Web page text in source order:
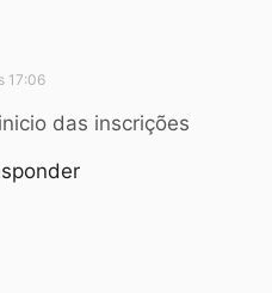
17:06
das inscrições